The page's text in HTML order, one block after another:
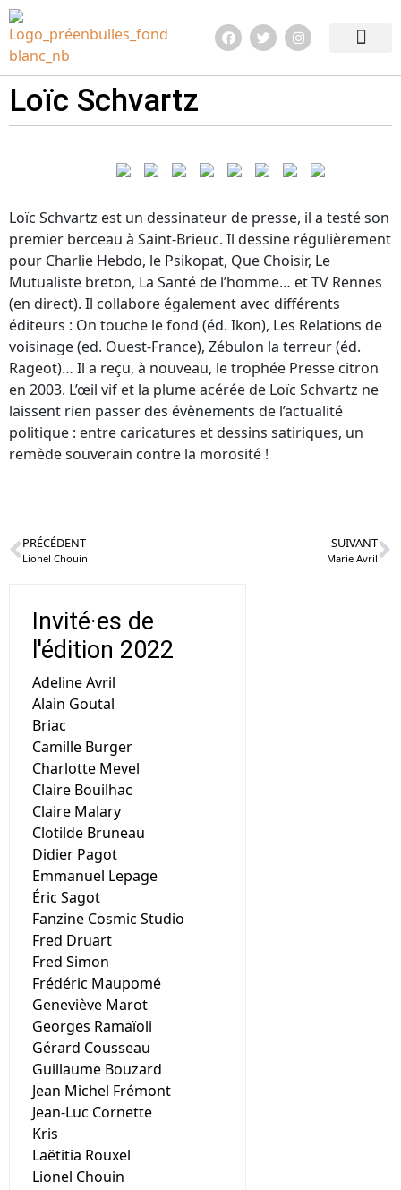
Loïc Schvartz
Loïc Schvartz est un dessinateur de presse, il a testé son
premier berceau à Saint-Brieuc. Il dessine régulièrement
pour Charlie Hebdo, le Psikopat, Que Choisir, Le
Mutualiste breton, La Santé de l’homme… et TV Rennes
(en direct). Il collabore également avec différents
éditeurs : On touche le fond (éd. Ikon), Les Relations de
voisinage (ed. Ouest-France), Zébulon la terreur (éd.
Rageot)… Il a reçu, à nouveau, le trophée Presse citron
en 2003. L’œil vif et la plume acérée de Loïc Schvartz ne
laissent rien passer des évènements de l’actualité
politique : entre caricatures et dessins satiriques, un
remède souverain contre la morosité !
PRÉCÉDENT
Lionel Chouin
SUIVANT
Marie Avril
Invité·es de
l'édition 2022
Adeline Avril
Alain Goutal
Briac
Camille Burger
Charlotte Mevel
Claire Bouilhac
Claire Malary
Clotilde Bruneau
Didier Pagot
Emmanuel Lepage
Éric Sagot
Fanzine Cosmic Studio
Fred Druart
Fred Simon
Frédéric Maupomé
Geneviève Marot
Georges Ramaïoli
Gérard Cousseau
Guillaume Bouzard
Jean Michel Frémont
Jean-Luc Cornette
Kris
Laëtitia Rouxel
Lionel Chouin